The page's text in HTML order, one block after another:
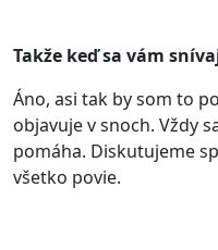
Takže keď sa vám
Áno, asi tak by som to
objavuje v snoch. Vždy
pomáha. Diskutujeme
všetko povie.